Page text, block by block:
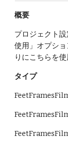
概要
プロジェクト
使用」オプシ
りにこちらを使
タイプ